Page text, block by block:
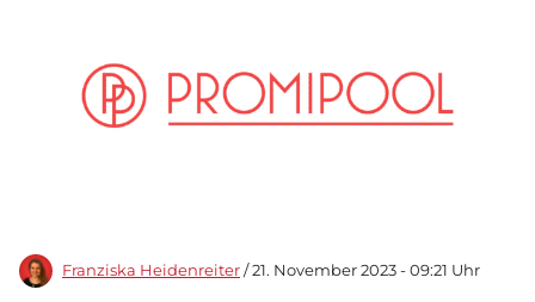
Franziska Heidenreiter / 21. November 2023 - 09:21 Uhr